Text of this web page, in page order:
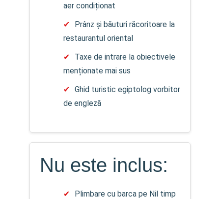
aer condiționat
Prânz și băuturi răcoritoare la
restaurantul oriental
Taxe de intrare la obiectivele
menționate mai sus
Ghid turistic egiptolog vorbitor
de engleză
Nu este inclus:
Plimbare cu barca pe Nil timp